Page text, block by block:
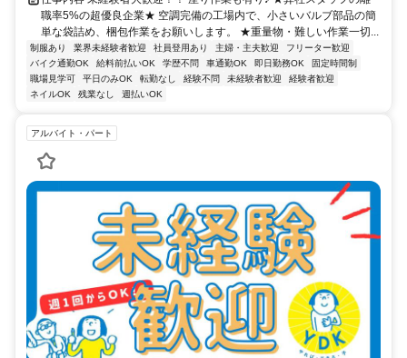
職率5%の超優良企業★ 空調完備の工場内で、小さいバルブ部品の簡
単な袋詰め、梱包作業をお願いします。 ★重量物・難しい作業一切...
制服あり 業界未経験者歓迎 社員登用あり 主婦・主夫歓迎
フリーター歓迎
バイク通勤OK
給料前払いOK 学歴不問 車通勤OK 即日勤務OK
固定時間制
職場見学可
平日のみOK 転勤なし 経験不問 未経験者歓迎
経験者歓迎
ネイルOK
残業なし 週払いOK
アルバイト・パート